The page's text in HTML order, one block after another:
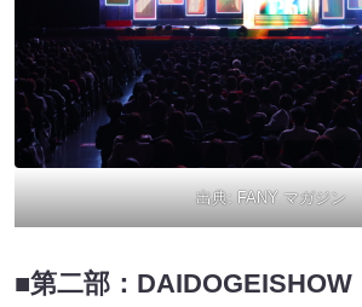
出典: FANY マガジン
■第二部：DAIDOGEISHOW